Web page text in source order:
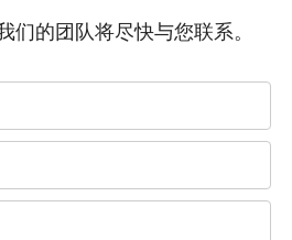
们的团队将尽快与您联系。